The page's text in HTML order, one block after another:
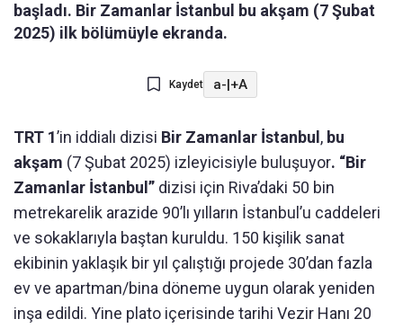
başladı. Bir Zamanlar İstanbul bu akşam (7 Şubat
2025) ilk bölümüyle ekranda.
Kaydet a-|+A
TRT 1’in iddialı dizisi Bir Zamanlar İstanbul , bu
akşam (7 Şubat 2025) izleyicisiyle buluşuyor. “Bir
Zamanlar İstanbul” dizisi için Riva’daki 50 bin
metrekarelik arazide 90’lı yılların İstanbul’u caddeleri
ve sokaklarıyla baştan kuruldu. 150 kişilik sanat
ekibinin yaklaşık bir yıl çalıştığı projede 30’dan fazla
ev ve apartman/bina döneme uygun olarak yeniden
inşa edildi. Yine plato içerisinde tarihi Vezir Hanı 20